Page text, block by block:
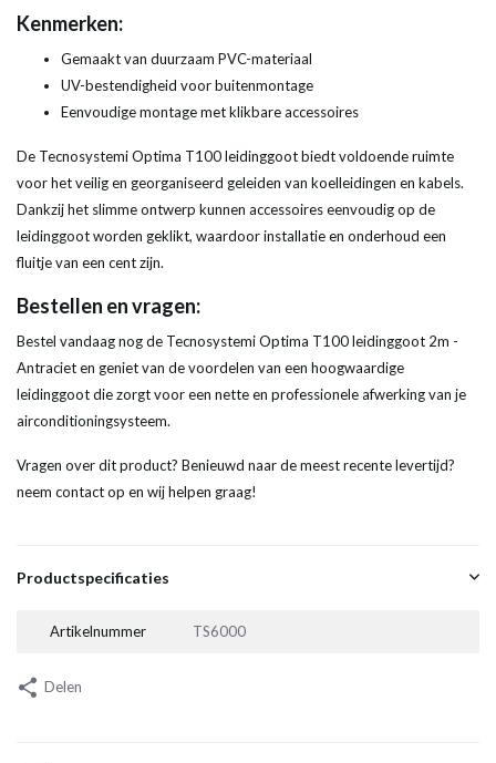
Kenmerken:
Gemaakt van duurzaam PVC-materiaal
UV-bestendigheid voor buitenmontage
Eenvoudige montage met klikbare accessoires
De Tecnosystemi Optima T100 leidinggoot biedt voldoende ruimte
voor het veilig en georganiseerd geleiden van koelleidingen en kabels.
Dankzij het slimme ontwerp kunnen accessoires eenvoudig op de
leidinggoot worden geklikt, waardoor installatie en onderhoud een
fluitje van een cent zijn.
Bestellen en vragen:
Bestel vandaag nog de Tecnosystemi Optima T100 leidinggoot 2m -
Antraciet en geniet van de voordelen van een hoogwaardige
leidinggoot die zorgt voor een nette en professionele afwerking van je
airconditioningsysteem.
Vragen over dit product? Benieuwd naar de meest recente levertijd?
neem contact op en wij helpen graag!
Productspecificaties
Artikelnummer TS6000
Delen